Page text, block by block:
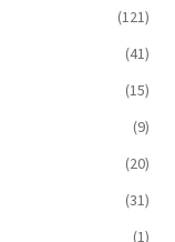
(121)
(41)
(15)
(9)
(20)
(31)
(1)